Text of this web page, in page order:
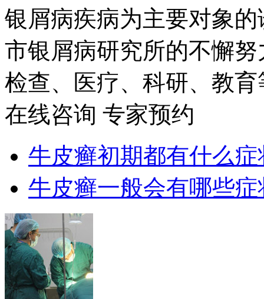
银屑病疾病为主要对象
市银屑病研究所的不懈
检查、医疗、科研、教育
在线咨询 专家预约
牛皮癣初期都有什么症
牛皮癣一般会有哪些